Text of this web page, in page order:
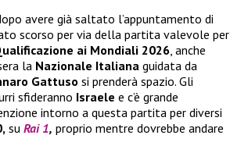
avere già saltato l’appuntamento di
scorso per via della partita valevole per
ai Mondiali 2026, anche
la Nazionale Italiana guidata da
Gattuso si prenderà spazio. Gli
sfideranno Israele e c’è grande
intorno a questa partita per diversi
su Rai 1, proprio mentre dovrebbe andare